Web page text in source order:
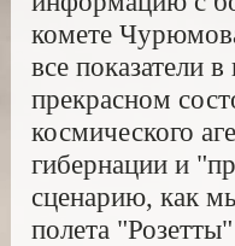
комете
все показатели
прекрасном
космического
гибернации и
сценарию, как
полета